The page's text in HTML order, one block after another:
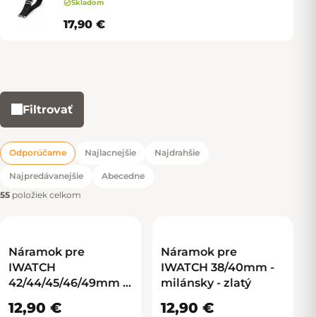
Skladom
17,90 €
Filtrovať
Radenie produktov
Odporúčame Najlacnejšie Najdrahšie
Najpredávanejšie
Abecedne
55 položiek celkom
Výpis produktov
Náramok pre
IWATCH
42/44/45/46/49mm -
12,90 €
Náramok pre
IWATCH 38/40mm -
milánsky - zlatý
12,90 €